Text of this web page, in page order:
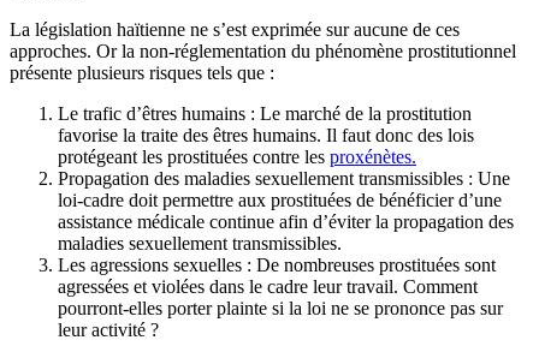
La législation haïtienne ne s’est exprimée sur aucune de ces
approches. Or la non-réglementation du phénomène prostitutionnel
présente plusieurs risques tels que :
Le trafic d’êtres humains : Le marché de la prostitution
favorise la traite des êtres humains. Il faut donc des lois
protégeant les prostituées contre les proxénètes.
Propagation des maladies sexuellement transmissibles : Une
loi-cadre doit permettre aux prostituées de bénéficier d’une
assistance médicale continue afin d’éviter la propagation des
maladies sexuellement transmissibles.
Les agressions sexuelles : De nombreuses prostituées sont
agressées et violées dans le cadre leur travail. Comment
pourront-elles porter plainte si la loi ne se prononce pas sur
leur activité ?